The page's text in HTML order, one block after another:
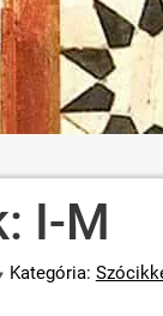
I-M
Kategória: